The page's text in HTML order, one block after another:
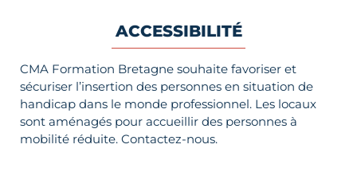
ACCESSIBILITÉ
CMA Formation Bretagne souhaite favoriser et
sécuriser l’insertion des personnes en situation de
handicap dans le monde professionnel. Les locaux
sont aménagés pour accueillir des personnes à
mobilité réduite. Contactez-nous.